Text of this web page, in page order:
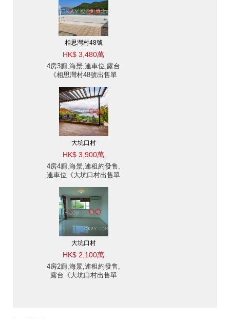
相思灣村48號
HK$ 3,480萬
4房3廁,海景,連車位,露台
《相思灣村48號出售單
大坑口村
HK$ 3,900萬
4房4廁,海景,連租約發售,
連車位《大坑口村出售單
大坑口村
HK$ 2,100萬
4房2廁,海景,連租約發售,
露台《大坑口村出售單